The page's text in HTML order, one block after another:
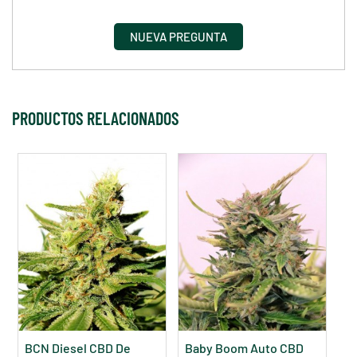
NUEVA PREGUNTA
PRODUCTOS RELACIONADOS
BCN Diesel CBD De
Baby Boom Auto CBD